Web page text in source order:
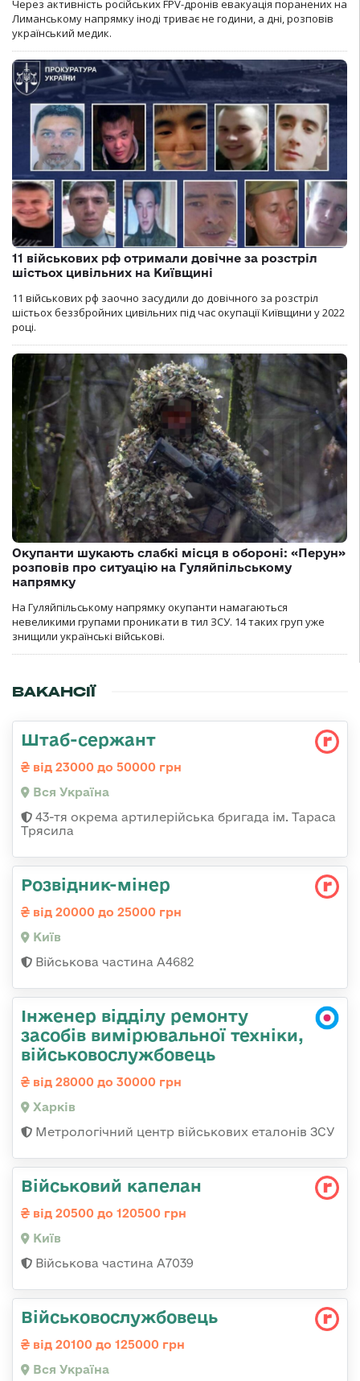
Через активність російських FPV-дронів евакуація поранених на
Лиманському напрямку іноді триває не години, а дні, розповів
український медик.
11 військових рф отримали довічне за розстріл
шістьох цивільних на Київщині
11 військових рф заочно засудили до довічного за розстріл
шістьох беззбройних цивільних під час окупації Київщини у 2022
році.
Окупанти шукають слабкі місця в обороні: «Перун»
розповів про ситуацію на Гуляйпільському
напрямку
На Гуляйпільському напрямку окупанти намагаються
невеликими групами проникати в тил ЗСУ. 14 таких груп уже
знищили українські військові.
ВАКАНСІЇ
Штаб-сержант
від 23000 до 50000 грн
Вся Україна
43-тя окрема артилерійська бригада ім. Тараса
Трясила
Розвідник-мінер
від 20000 до 25000 грн
Київ
Військова частина А4682
Інженер відділу ремонту
засобів вимірювальної техніки,
військовослужбовець
від 28000 до 30000 грн
Харків
Метрологічний центр військових еталонів ЗСУ
Військовий капелан
від 20500 до 120500 грн
Київ
Військова частина А7039
Військовослужбовець
від 20100 до 125000 грн
Вся Україна